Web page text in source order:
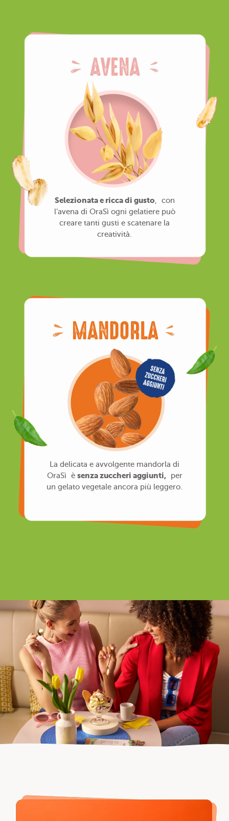
AVENA
Selezionata e ricca di gusto, con
l’avena di OraSì ogni gelatiere può
creare tanti gusti e scatenare la
creatività.
Mandorla
La delicata e avvolgente mandorla di
OraSì è senza zuccheri aggiunti,per
un gelato vegetale ancora più leggero.